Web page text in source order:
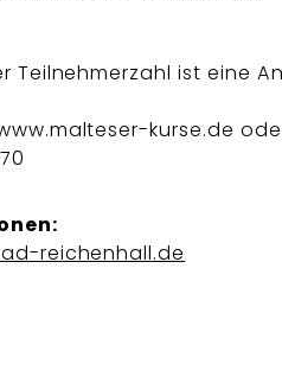
Teilnehmerzahl ist eine
kurse.de
reichenhall.de